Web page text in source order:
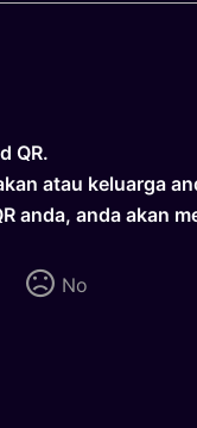
QR.
atau keluarga
anda, anda akan
No